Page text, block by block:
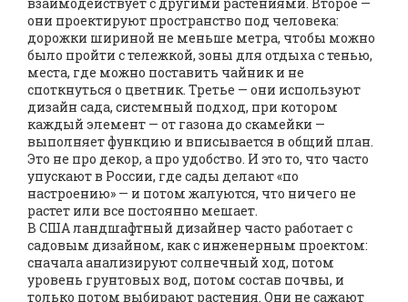
они проектируют пространство под человека:
дорожки шириной не меньше метра, чтобы можно
было пройти с тележкой, зоны для отдыха с тенью,
места, где можно поставить чайник и не
споткнуться о цветник. Третье — они используют
дизайн сада, системный подход, при котором
каждый элемент — от газона до скамейки —
выполняет функцию и вписывается в общий план.
Это не про декор, а про удобство. И это то, что часто
упускают в России, где сады делают «по
настроению» — и потом жалуются, что ничего не
растет или все постоянно мешает.
В США ландшафтный дизайнер часто работает с
садовым дизайном, как с инженерным проектом:
сначала анализируют солнечный ход, потом
уровень грунтовых вод, потом состав почвы, и
только потом выбирают растения. Они не сажают